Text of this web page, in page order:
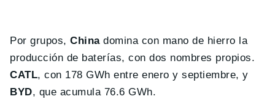
Por grupos,Chinadomina con mano de hierro la
producción de baterías, con dos nombres propios.
CATL, con 178 GWh entre enero y septiembre, y
BYD, que acumula 76.6 GWh.